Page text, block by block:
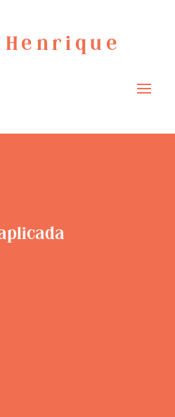
Henrique